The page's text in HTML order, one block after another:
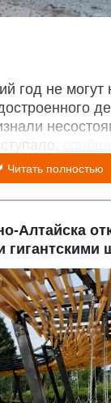
год не могут
Читать полностью
Алтайска
гигантскими